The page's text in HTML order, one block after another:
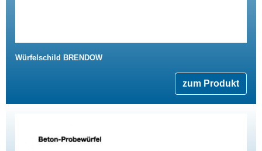
Würfelschild BRENDOW
zum Produkt